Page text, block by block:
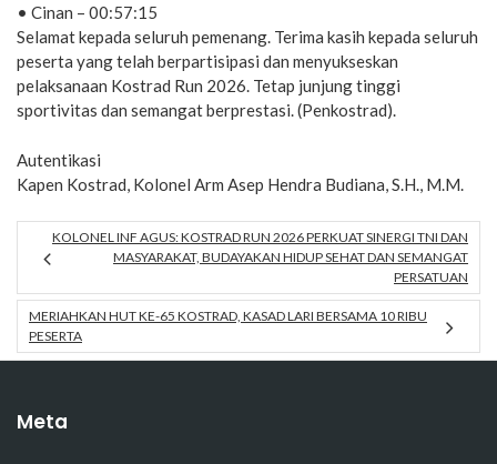
• Cinan – 00:57:15
Selamat kepada seluruh pemenang. Terima kasih kepada seluruh
peserta yang telah berpartisipasi dan menyukseskan
pelaksanaan Kostrad Run 2026. Tetap junjung tinggi
sportivitas dan semangat berprestasi. (Penkostrad).
Autentikasi
Kapen Kostrad, Kolonel Arm Asep Hendra Budiana, S.H., M.M.
KOLONEL INF AGUS: KOSTRAD RUN 2026 PERKUAT SINERGI TNI DAN
MASYARAKAT, BUDAYAKAN HIDUP SEHAT DAN SEMANGAT
PERSATUAN
MERIAHKAN HUT KE-65 KOSTRAD, KASAD LARI BERSAMA 10 RIBU
PESERTA
Meta